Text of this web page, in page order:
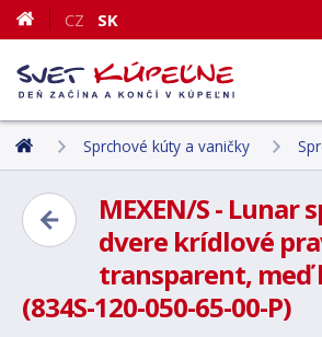
CZ SK
Sprchové kúty a vaničky
MEXEN/S - Lunar
dvere krídlové
transparent, meď
(834S-120-050-65-00-P)